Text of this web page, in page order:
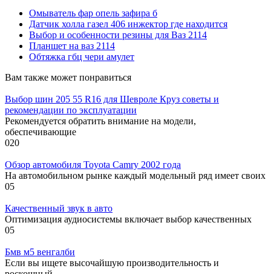
Омыватель фар опель зафира б
Датчик холла газел 406 инжектор где находится
Выбор и особенности резины для Ваз 2114
Планшет на ваз 2114
Обтяжка гбц чери амулет
Вам также может понравиться
Выбор шин 205 55 R16 для Шевроле Круз советы и
рекомендации по эксплуатации
Рекомендуется обратить внимание на модели,
обеспечивающие
020
Обзор автомобиля Toyota Camry 2002 года
На автомобильном рынке каждый модельный ряд имеет своих
05
Качественный звук в авто
Оптимизация аудиосистемы включает выбор качественных
05
Бмв м5 венгалби
Если вы ищете высочайшую производительность и